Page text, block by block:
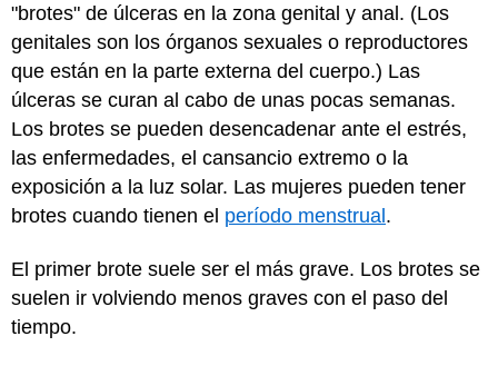
"brotes" de úlceras en la zona genital y anal. (Los
genitales son los órganos sexuales o reproductores
que están en la parte externa del cuerpo.) Las
úlceras se curan al cabo de unas pocas semanas.
Los brotes se pueden desencadenar ante el estrés,
las enfermedades, el cansancio extremo o la
exposición a la luz solar. Las mujeres pueden tener
brotes cuando tienen el período menstrual.
El primer brote suele ser el más grave. Los brotes se
suelen ir volviendo menos graves con el paso del
tiempo.